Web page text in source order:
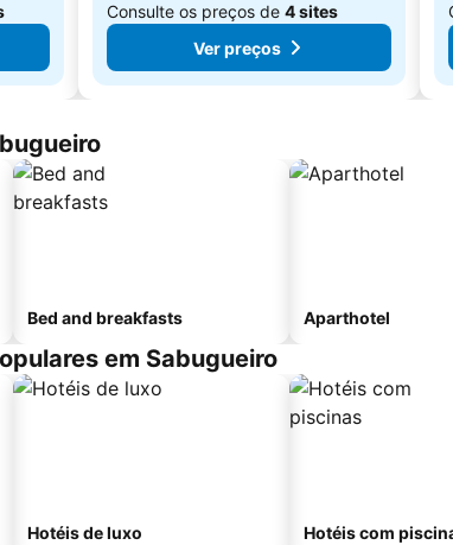
Consulte os preços de 4 sites
Ver preços
Bed and breakfasts Aparthotel
em Sabugueiro
Hotéis de luxo Hotéis com